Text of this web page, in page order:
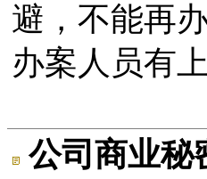
避，不能再
办案人员有
公司商业秘